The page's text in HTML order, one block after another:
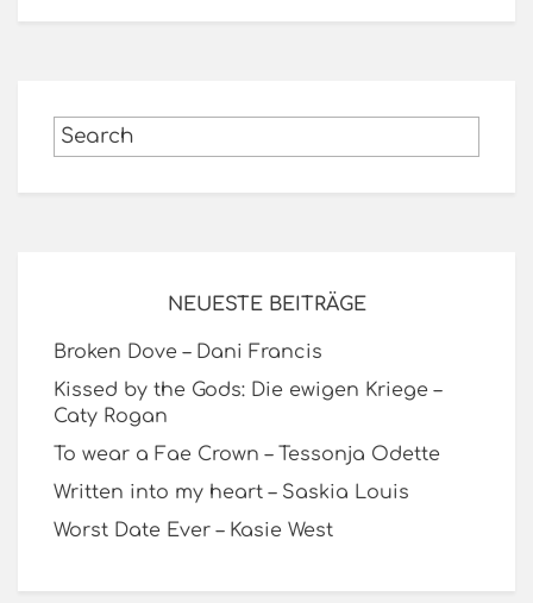
NEUESTE BEITRÄGE
Broken Dove – Dani Francis
Kissed by the Gods: Die ewigen Kriege –
Caty Rogan
To wear a Fae Crown – Tessonja Odette
Written into my heart – Saskia Louis
Worst Date Ever – Kasie West